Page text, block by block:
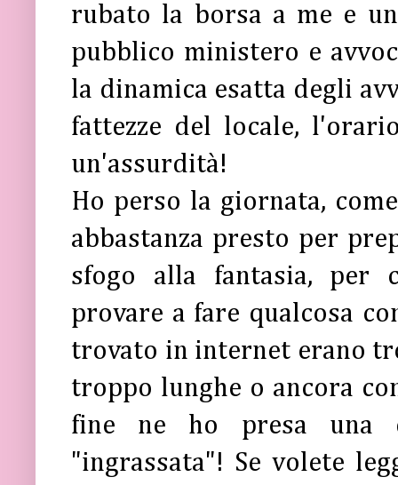
rubato la borsa a me e
pubblico ministero e
la dinamica esatta degli
fattezze del locale,
un'assurdità!
Ho perso la giornata,
abbastanza presto per
sfogo alla fantasia, per
provare a fare qualcosa
trovato in internet erano
troppo lunghe o ancora
fine ne ho presa
"ingrassata"! Se volete